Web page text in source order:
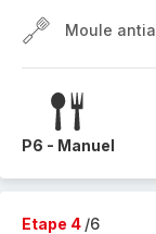
Moule
P6 - Manuel
Etape 4 /6